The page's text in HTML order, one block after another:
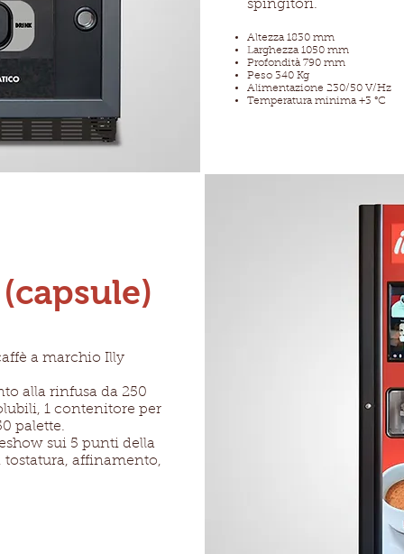
spingitori.
Altezza 1830 mm
Larghezza 1050 mm
Profondità 790 mm
Peso 340 Kg
Alimentazione 230/50 V/Hz
Temperatura minima +3 °C
a marchio Illy
alla rinfusa da 250
1 contenitore per
palette.
sui 5 punti della
tostatura, affinamento,